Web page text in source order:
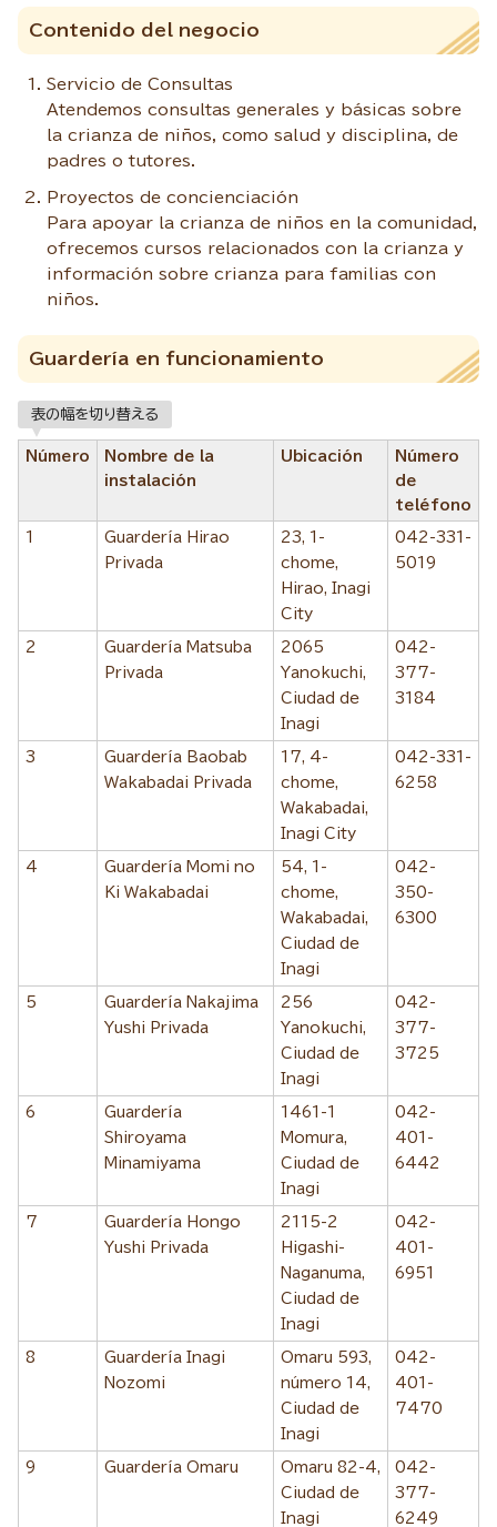
Contenido del negocio
Servicio de Consultas
Atendemos consultas generales y básicas sobre
la crianza de niños, como salud y disciplina, de
padres o tutores.
Proyectos de concienciación
Para apoyar la crianza de niños en la comunidad,
ofrecemos cursos relacionados con la crianza y
información sobre crianza para familias con
niños.
Guardería en funcionamiento
表の幅を切り替える
Número
Nombre de la
instalación
Ubicación
Número
de
teléfono
1
Guardería Hirao
Privada
23, 1-
chome,
Hirao, Inagi
City
042-331-
5019
2
Guardería Matsuba
Privada
2065
Yanokuchi,
Ciudad de
Inagi
042-
377-
3184
3
Guardería Baobab
Wakabadai Privada
17, 4-
chome,
Wakabadai,
Inagi City
042-331-
6258
4
Guardería Momi no
Ki Wakabadai
54, 1-
chome,
Wakabadai,
Ciudad de
Inagi
042-
350-
6300
5
Guardería Nakajima
Yushi Privada
256
Yanokuchi,
Ciudad de
Inagi
042-
377-
3725
6
Guardería
Shiroyama
Minamiyama
1461-1
Momura,
Ciudad de
Inagi
042-
401-
6442
7
Guardería Hongo
Yushi Privada
2115-2
Higashi-
Naganuma,
Ciudad de
Inagi
042-
401-
6951
8
Guardería Inagi
Nozomi
Omaru 593,
número 14,
Ciudad de
Inagi
042-
401-
7470
9 Guardería Omaru
Omaru 82-4,
Ciudad de
Inagi
042-
377-
6249